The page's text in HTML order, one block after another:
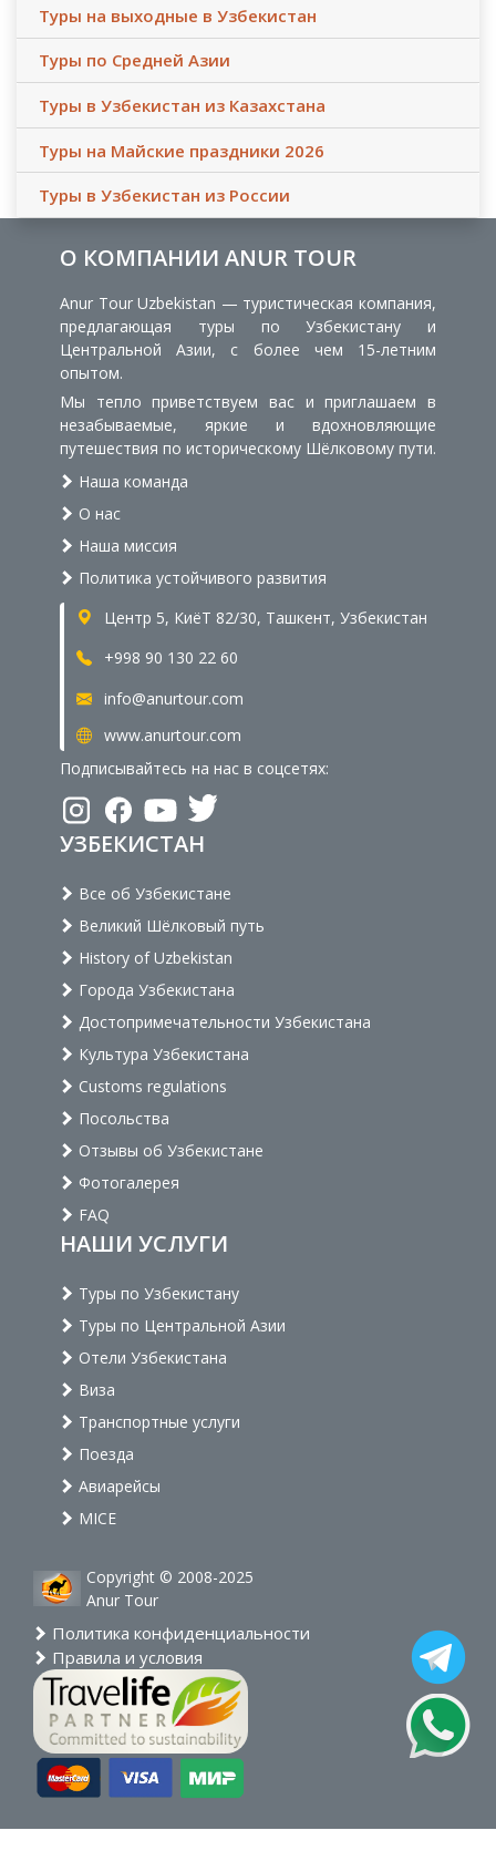
Туры на выходные в Узбекистан
Туры по Средней Азии
Туры в Узбекистан из Казахстана
Туры на Майские праздники 2026
Туры в Узбекистан из России
О КОМПАНИИ ANUR TOUR
Anur Tour Uzbekistan — туристическая компания,
предлагающая туры по Узбекистану и
Центральной Азии, с более чем 15-летним
опытом.
Мы тепло приветствуем вас и приглашаем в
незабываемые, яркие и вдохновляющие
путешествия по историческому Шёлковому пути.
Наша команда
О нас
Наша миссия
Политика устойчивого развития
Центр 5, КиёТ 82/30, Ташкент, Узбекистан
+998 90 130 22 60
info@anurtour.com
www.anurtour.com
Подписывайтесь на нас в соцсетях:
УЗБЕКИСТАН
Все об Узбекистане
Великий Шёлковый путь
History of Uzbekistan
Города Узбекистана
Достопримечательности Узбекистана
Культура Узбекистана
Customs regulations
Посольства
Отзывы об Узбекистане
Фотогалерея
FAQ
НАШИ УСЛУГИ
Туры по Узбекистану
Туры по Центральной Азии
Отели Узбекистана
Виза
Транспортные услуги
Поезда
Авиарейсы
MICE
Copyright © 2008-2025
Anur Tour
Политика конфиденциальности
Правила и условия